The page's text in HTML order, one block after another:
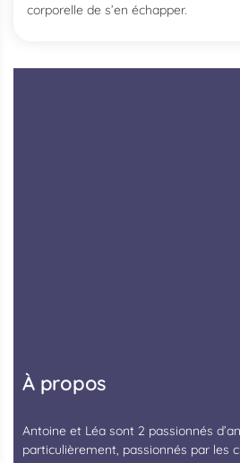
corporelle de s’en échapper.
À propos
Antoine et Léa sont 2 passionnés
particulièrement, passionnés par les